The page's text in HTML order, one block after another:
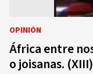
OPINIÓN
África entre
o joisanas. (XIII)